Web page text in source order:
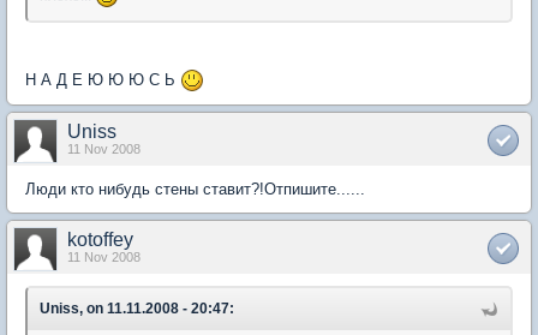
Н А Д Е Ю Ю Ю С Ь
Uniss
11 Nov 2008
Люди кто нибудь стены ставит?!Отпишите......
kotoffey
11 Nov 2008
Uniss, on 11.11.2008 - 20:47: